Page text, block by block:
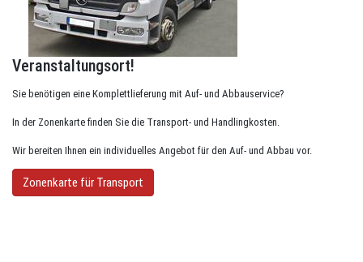
Veranstaltungsort!
Sie benötigen eine Komplettlieferung mit Auf- und Abbauservice?
In der Zonenkarte finden Sie die Transport- und Handlingkosten.
Wir bereiten Ihnen ein individuelles Angebot für den Auf- und Abbau vor.
Zonenkarte für Transport